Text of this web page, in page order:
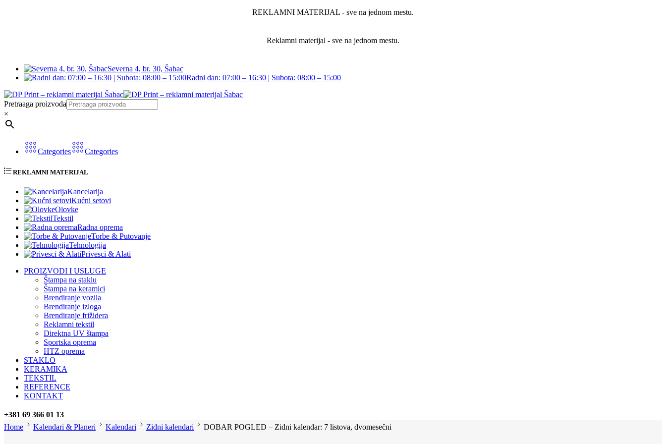
REKLAMNI MATERIJAL - sve na jednom mestu.
Reklamni materijal - sve na jednom mestu.
Severna 4, br. 30, Šabac
Radni dan: 07:00 – 16:30 | Subota: 08:00 – 15:00
Pretraaga proizvoda
×
Categories Categories
REKLAMNI MATERIJAL
Kancelarija
Kućni setovi
Olovke
Tekstil
Radna oprema
Torbe & Putovanje
Tehnologija
Privesci & Alati
PROIZVODI I USLUGE
Štampa na staklu
Štampa na keramici
Brendiranje vozila
Brendiranje izloga
Brendiranje frižidera
Reklamni tekstil
Direktna UV štampa
Sportska oprema
HTZ oprema
STAKLO
KERAMIKA
TEKSTIL
REFERENCE
KONTAKT
+381 69 366 01 13
Home
Kalendari & Planeri Kalendari Zidni kalendari DOBAR POGLED – Zidni kalendar: 7 listova, dvomesečni